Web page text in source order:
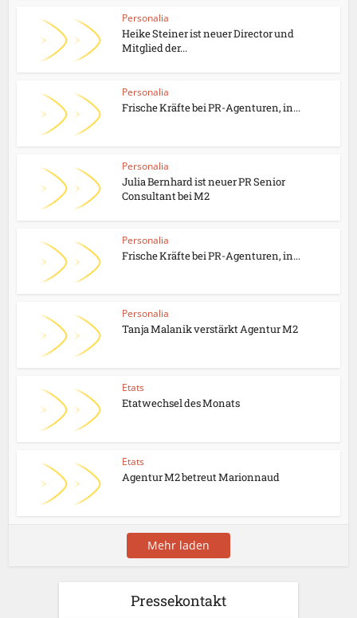
Personalia
Heike Steiner ist neuer Director und
Mitglied der...
Personalia
Frische Kräfte bei PR-Agenturen, in...
Personalia
Julia Bernhard ist neuer PR Senior
Consultant bei M2
Personalia
Frische Kräfte bei PR-Agenturen, in...
Personalia
Tanja Malanik verstärkt Agentur M2
Etats
Etatwechsel des Monats
Etats
Agentur M2 betreut Marionnaud
Mehr laden
Pressekontakt